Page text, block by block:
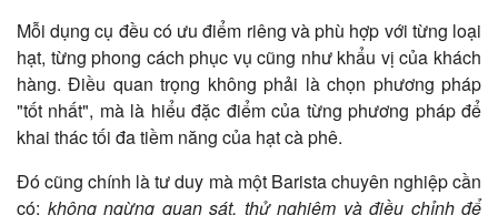
Mỗi dụng cụ đều có ưu điểm riêng và phù hợp với từng loại
hạt, từng phong cách phục vụ cũng như khẩu vị của khách
hàng. Điều quan trọng không phải là chọn phương pháp
"tốt nhất", mà là hiểu đặc điểm của từng phương pháp để
khai thác tối đa tiềm năng của hạt cà phê.
Đó cũng chính là tư duy mà một Barista chuyên nghiệp cần
có: không ngừng quan sát, thử nghiệm và điều chỉnh để